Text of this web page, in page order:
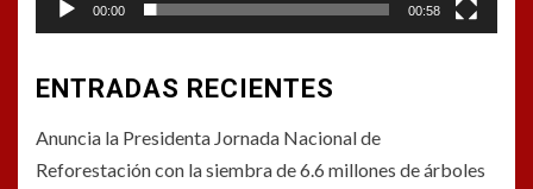
00:00 00:58
ENTRADAS RECIENTES
Anuncia la Presidenta Jornada Nacional de
Reforestación con la siembra de 6.6 millones de árboles